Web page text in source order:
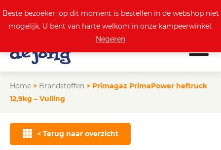
Actuele aanbod
Home > Brandstoffen > Primagaz PrimaPower heftruck
12,9kg – Vulling
< Terug naar overzicht
Beste bezoeker, op dit moment is bestellen in de webshop niet
mogelijk. U bent van harte welkom in onze kampeerwinkel.
Negeren